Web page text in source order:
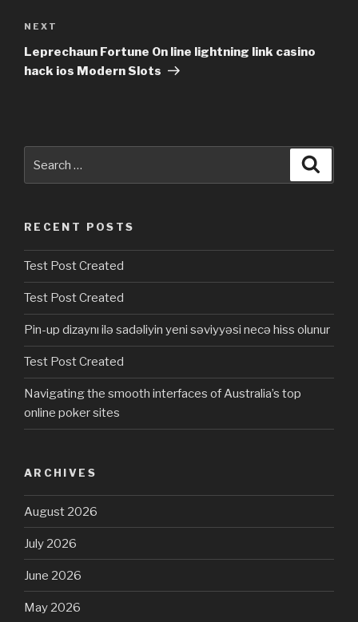
Next
Post
NEXT
Leprechaun Fortune On line lightning link casino
hack ios Modern Slots
RECENT POSTS
Test Post Created
Test Post Created
Pin-up dizaynı ilə sadəliyin yeni səviyyəsi necə hiss olunur
Test Post Created
Navigating the smooth interfaces of Australia’s top
online poker sites
ARCHIVES
August 2026
July 2026
June 2026
May 2026